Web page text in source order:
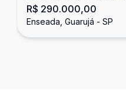
Guarujá
R$ 290.000,00
Enseada, Guarujá - SP